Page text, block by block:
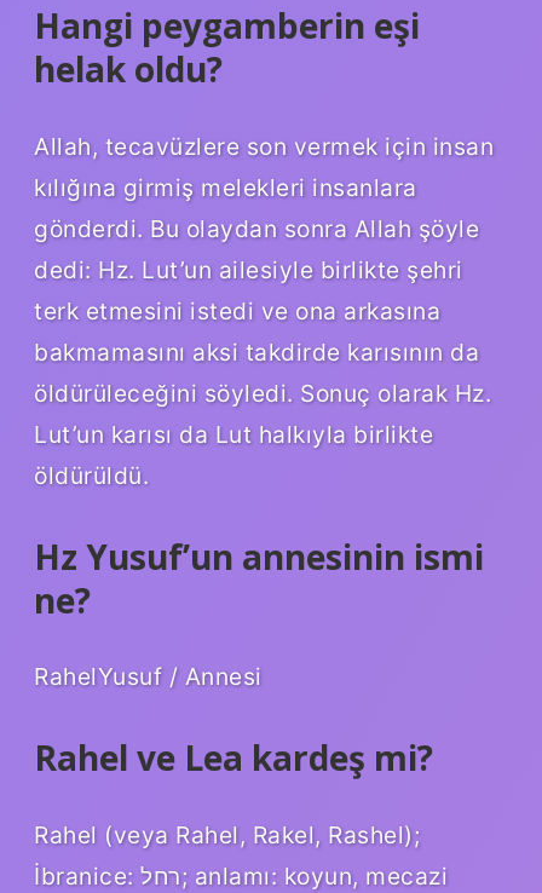
Hangi peygamberin eşi
helak oldu?
Allah, tecavüzlere son vermek için insan
kılığına girmiş melekleri insanlara
gönderdi. Bu olaydan sonra Allah şöyle
dedi: Hz. Lut’un ailesiyle birlikte şehri
terk etmesini istedi ve ona arkasına
bakmamasını aksi takdirde karısının da
öldürüleceğini söyledi. Sonuç olarak Hz.
Lut’un karısı da Lut halkıyla birlikte
öldürüldü.
Hz Yusuf’un annesinin ismi
ne?
RahelYusuf / Annesi
Rahel ve Lea kardeş mi?
Rahel (veya Rahel, Rakel, Rashel);
İbranice: רחל; anlamı: koyun, mecazi